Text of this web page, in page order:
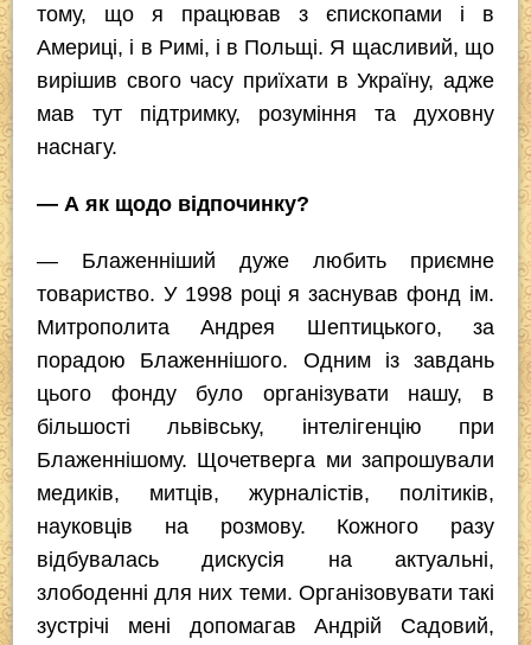
тому, що я працював з єпископами і в
Америці, і в Римі, і в Польщі. Я щасливий, що
вирішив свого часу приїхати в Україну, адже
мав тут підтримку, розуміння та духовну
наснагу.
— А як щодо відпочинку?
— Блаженніший дуже любить приємне
товариство. У 1998 році я заснував фонд ім.
Митрополита Андрея Шептицького, за
порадою Блаженнішого. Одним із завдань
цього фонду було організувати нашу, в
більшості львівську, інтелігенцію при
Блаженнішому. Щочетверга ми запрошували
медиків, митців, журналістів, політиків,
науковців на розмову. Кожного разу
відбувалась дискусія на актуальні,
злободенні для них теми. Організовувати такі
зустрічі мені допомагав Андрій Садовий,